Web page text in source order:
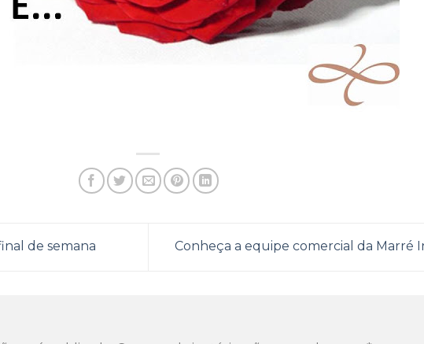
de semana Conheça a equipe comercial da Marré